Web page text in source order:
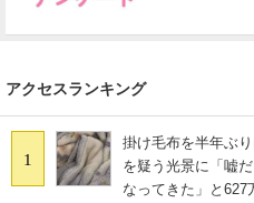
アクセスランキング
1
掛け毛布を半年ぶ
を疑う光景に「嘘
なってきた」と627